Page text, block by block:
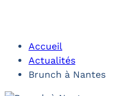
Accueil
Actualités
Brunch à Nantes